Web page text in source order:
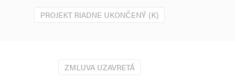
PROJEKT RIADNE UKONČENÝ (K)
ZMLUVA UZAVRETÁ